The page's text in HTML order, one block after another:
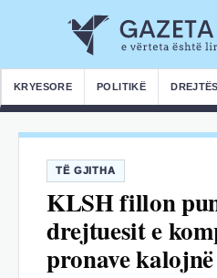
KRYESORE POLITIKË
TË GJITHA
KLSH fillon
drejtuesit e
pronave